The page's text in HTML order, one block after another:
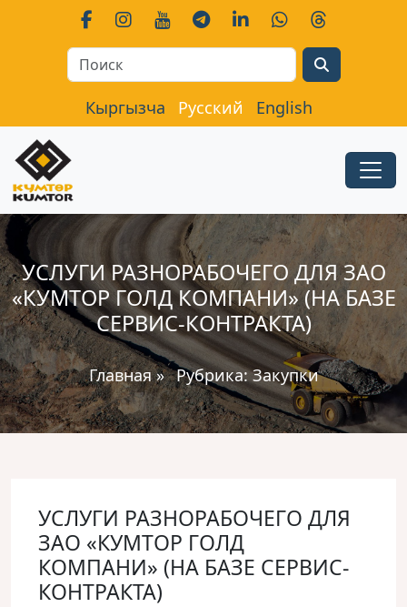
Кыргызча Русский English
УСЛУГИ РАЗНОРАБОЧЕГО ДЛЯ ЗАО
«КУМТОР ГОЛД КОМПАНИ» (НА БАЗЕ
СЕРВИС-КОНТРАКТА)
Главная» Рубрика:Закупки
УСЛУГИ РАЗНОРАБОЧЕГО ДЛЯ
ЗАО «КУМТОР ГОЛД
КОМПАНИ» (НА БАЗЕ СЕРВИС-
КОНТРАКТА)